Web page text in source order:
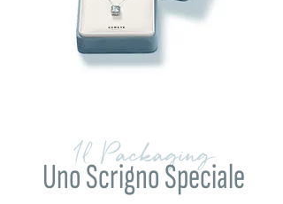
Il Packaging
Uno Scrigno Speciale